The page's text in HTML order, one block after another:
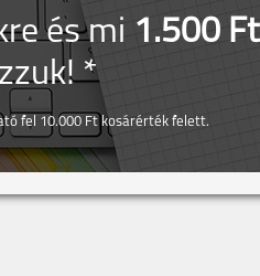
és mi 1.500 Ft
*
fel 10.000 Ft kosárérték felett.